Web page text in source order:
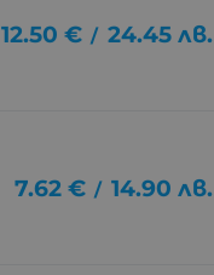
12.50 € / 24.45 лв.
7.62 € / 14.90 лв.